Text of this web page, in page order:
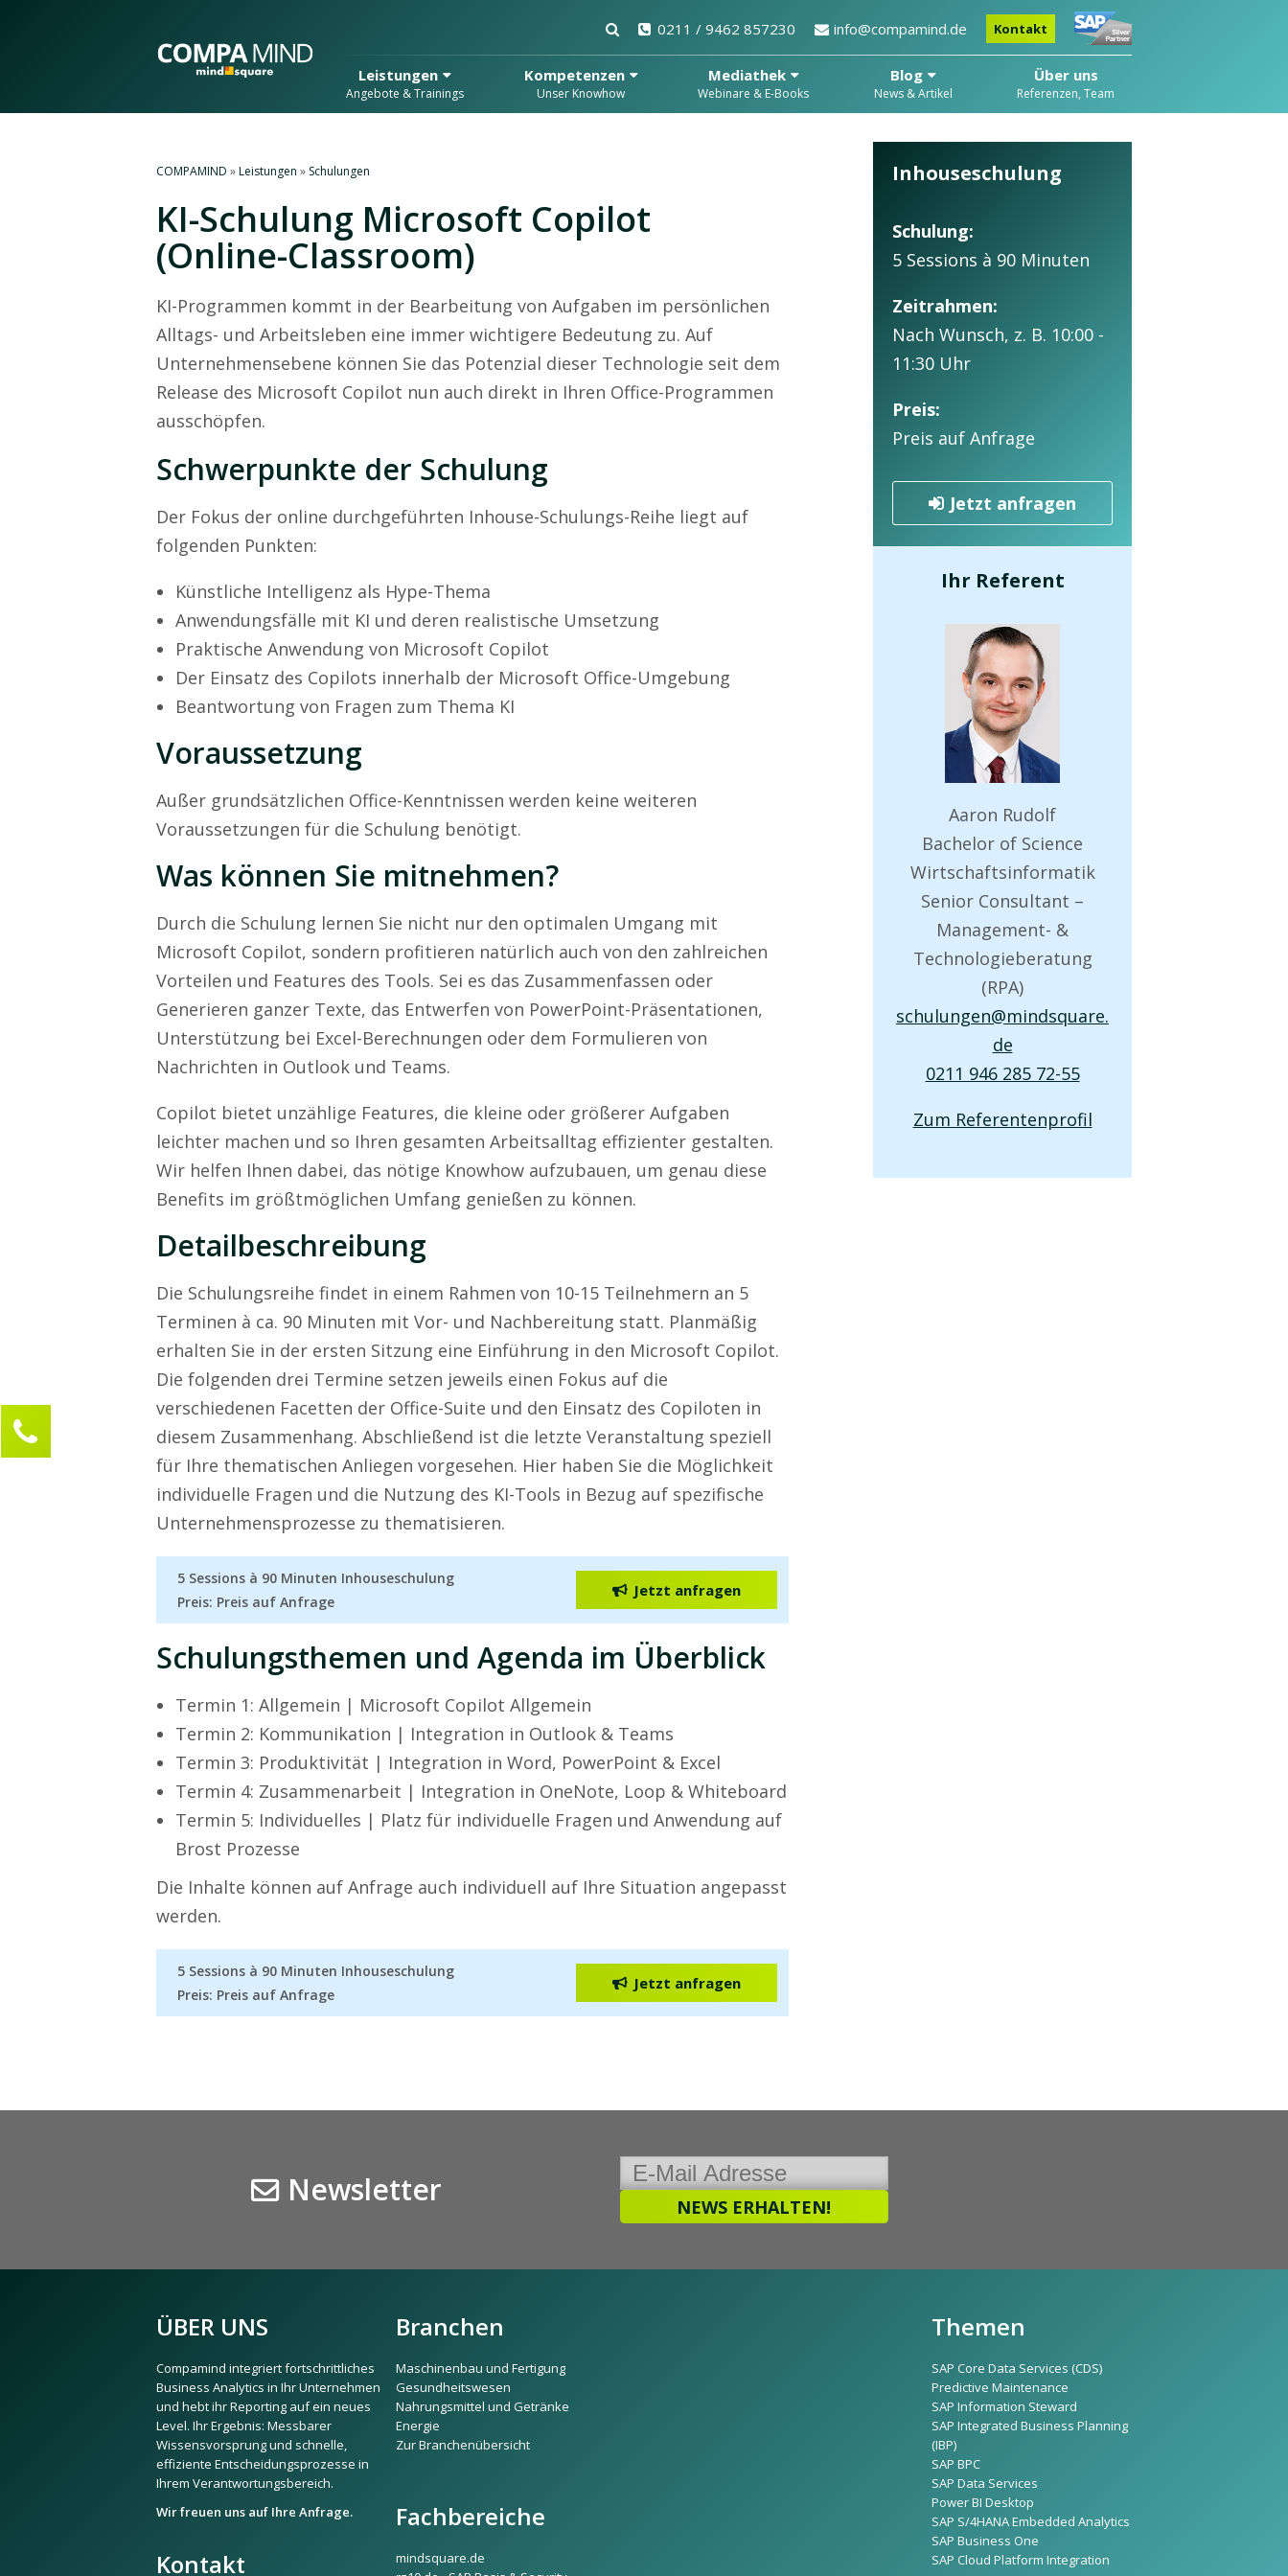
0211 / 9462 857230 info@compamind.de Kontakt
Leistungen
Angebote & Trainings
Kompetenzen
Unser Knowhow
Mediathek
Webinare & E-Books
Blog
News & Artikel
Über uns
Referenzen, Team
COMPAMIND »Leistungen » Schulungen
KI-Schulung Microsoft Copilot
(Online-Classroom)
KI-Programmen kommt in der Bearbeitung von Aufgaben im persönlichen
Alltags- und Arbeitsleben eine immer wichtigere Bedeutung zu. Auf
Unternehmensebene können Sie das Potenzial dieser Technologie seit dem
Release des Microsoft Copilot nun auch direkt in Ihren Office-Programmen
ausschöpfen.
Schwerpunkte der Schulung
Der Fokus der online durchgeführten Inhouse-Schulungs-Reihe liegt auf
folgenden Punkten:
Künstliche Intelligenz als Hype-Thema
Anwendungsfälle mit KI und deren realistische Umsetzung
Praktische Anwendung von Microsoft Copilot
Der Einsatz des Copilots innerhalb der Microsoft Office-Umgebung
Beantwortung von Fragen zum Thema KI
Voraussetzung
Außer grundsätzlichen Office-Kenntnissen werden keine weiteren
Voraussetzungen für die Schulung benötigt.
Was können Sie mitnehmen?
Durch die Schulung lernen Sie nicht nur den optimalen Umgang mit
Microsoft Copilot, sondern profitieren natürlich auch von den zahlreichen
Vorteilen und Features des Tools. Sei es das Zusammenfassen oder
Generieren ganzer Texte, das Entwerfen von PowerPoint-Präsentationen,
Unterstützung bei Excel-Berechnungen oder dem Formulieren von
Nachrichten in Outlook und Teams.
Copilot bietet unzählige Features, die kleine oder größerer Aufgaben
leichter machen und so Ihren gesamten Arbeitsalltag effizienter gestalten.
Wir helfen Ihnen dabei, das nötige Knowhow aufzubauen, um genau diese
Benefits im größtmöglichen Umfang genießen zu können.
Detailbeschreibung
Die Schulungsreihe findet in einem Rahmen von 10-15 Teilnehmern an 5
Terminen à ca. 90 Minuten mit Vor- und Nachbereitung statt. Planmäßig
erhalten Sie in der ersten Sitzung eine Einführung in den Microsoft Copilot.
Die folgenden drei Termine setzen jeweils einen Fokus auf die
verschiedenen Facetten der Office-Suite und den Einsatz des Copiloten in
diesem Zusammenhang. Abschließend ist die letzte Veranstaltung speziell
für Ihre thematischen Anliegen vorgesehen. Hier haben Sie die Möglichkeit
individuelle Fragen und die Nutzung des KI-Tools in Bezug auf spezifische
Unternehmensprozesse zu thematisieren.
5 Sessions à 90 Minuten Inhouseschulung
Preis: Preis auf Anfrage
Jetzt anfragen
Schulungsthemen und Agenda im Überblick
Termin 1: Allgemein | Microsoft Copilot Allgemein
Termin 2: Kommunikation | Integration in Outlook & Teams
Termin 3: Produktivität | Integration in Word, PowerPoint & Excel
Termin 4: Zusammenarbeit | Integration in OneNote, Loop & Whiteboard
Termin 5: Individuelles | Platz für individuelle Fragen und Anwendung auf
Brost Prozesse
Die Inhalte können auf Anfrage auch individuell auf Ihre Situation angepasst
werden.
5 Sessions à 90 Minuten Inhouseschulung
Preis: Preis auf Anfrage
Jetzt anfragen
Inhouseschulung
Schulung:
5 Sessions à 90 Minuten
Zeitrahmen:
Nach Wunsch, z. B. 10:00 -
11:30 Uhr
Preis:
Preis auf Anfrage
Jetzt anfragen
Ihr Referent
Aaron Rudolf
Bachelor of Science
Wirtschaftsinformatik
Senior Consultant –
Management- &
Technologieberatung
(RPA)
schulungen@mindsquare.
de
0211 946 285 72-55
Zum Referentenprofil
Newsletter
ÜBER UNS
Compamind integriert fortschrittliches
Business Analytics in Ihr Unternehmen
und hebt ihr Reporting auf ein neues
Level. Ihr Ergebnis: Messbarer
Wissensvorsprung und schnelle,
effiziente Entscheidungsprozesse in
Ihrem Verantwortungsbereich.
Wir freuen uns auf Ihre Anfrage.
Kontakt
Branchen
Maschinenbau und Fertigung
Gesundheitswesen
Nahrungsmittel und Getränke
Energie
Zur Branchenübersicht
Fachbereiche
mindsquare.de
Themen
SAP Core Data Services (CDS)
Predictive Maintenance
SAP Information Steward
SAP Integrated Business Planning
(IBP)
SAP BPC
SAP Data Services
Power BI Desktop
SAP S/4HANA Embedded Analytics
SAP Business One
SAP Cloud Platform Integration
Kontaktieren Sie uns!
Marie Frösener
0211 946 285 72-30
Ihre Anfrage